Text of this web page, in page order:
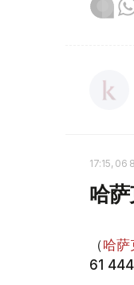
17:15, 06
哈
（哈萨
61